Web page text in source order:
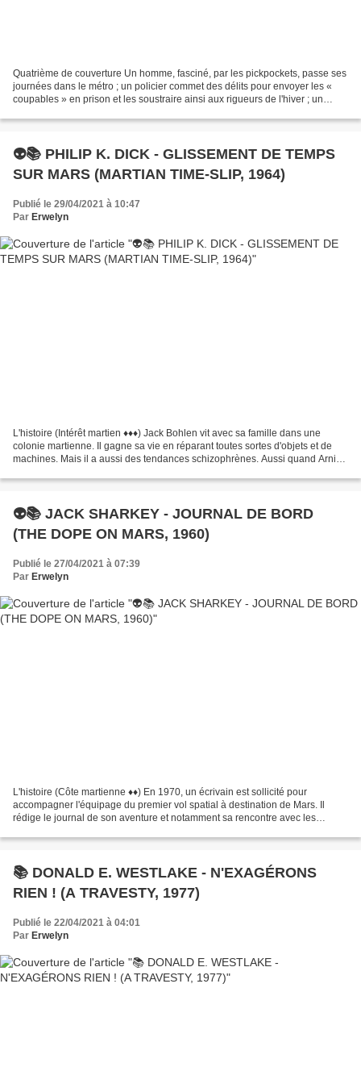
Quatrième de couverture Un homme, fasciné, par les pickpockets, passe ses
journées dans le métro ; un policier commet des délits pour envoyer les «
coupables » en prison et les soustraire ainsi aux rigueurs de l'hiver ; un
👽📚 PHILIP K. DICK - GLISSEMENT DE TEMPS
SUR MARS (MARTIAN TIME-SLIP, 1964)
Publié le 29/04/2021 à 10:47
Par Erwelyn
L'histoire (Intérêt martien ♦♦♦) Jack Bohlen vit avec sa famille dans une
colonie martienne. Il gagne sa vie en réparant toutes sortes d'objets et de
machines. Mais il a aussi des tendances schizophrènes. Aussi quand Arnie
👽📚 JACK SHARKEY - JOURNAL DE BORD
(THE DOPE ON MARS, 1960)
Publié le 27/04/2021 à 07:39
Par Erwelyn
L'histoire (Côte martienne ♦♦) En 1970, un écrivain est sollicité pour
accompagner l'équipage du premier vol spatial à destination de Mars. Il
rédige le journal de son aventure et notamment sa rencontre avec les
📚 DONALD E. WESTLAKE - N'EXAGÉRONS
RIEN ! (A TRAVESTY, 1977)
Publié le 22/04/2021 à 04:01
Par Erwelyn